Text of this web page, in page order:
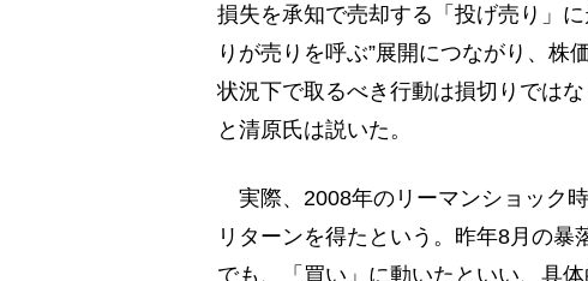
損失を承知で売却する「投げ売り」
りが売りを呼ぶ”展開につながり、株
状況下で取るべき行動は損切りでは
と清原氏は説いた。
実際、2008年のリーマンショック
リターンを得たという。昨年8月の
でも、「買い」に動いたといい、具